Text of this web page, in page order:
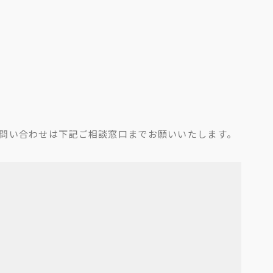
合わせは下記ご相談窓口までお願いいたします。